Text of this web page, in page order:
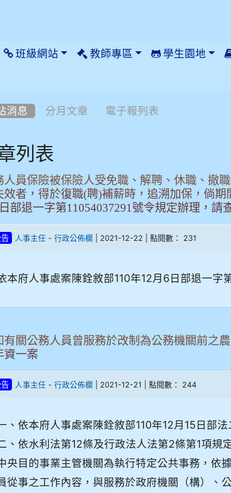
班級網站 教師專區 學生園地
消息 分月文章 電子報列表
列表
人員保險被保險人受免職、解聘、休職、撤
效者，得於復職(聘)補薪時，追溯加保，倘
部退一字第11054037291號令規定辦理，請
告 人事主任 -行政公佈欄 | 2021-12-22 | 點閱數： 231
本府人事處案陳銓敘部110年12月6日部退一字
有關公務人員曾服務於改制為公務機關前之
資一案
告 人事主任 -行政公佈欄 | 2021-12-21 | 點閱數： 244
、依本府人事處案陳銓敘部110年12月15日部
、依水利法第12條及行政法人法第2條第1項規
央目的事業主管機關為執行特定公共事務，依
從事之工作內容，與服務於政府機關（構）、